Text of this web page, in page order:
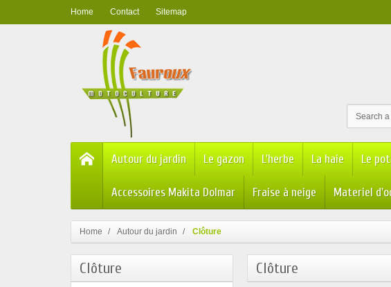
Home Contact Sitemap
Autour du jardin Le gazon L'herbe La haie Le
Accessoires Makita Dolmar Fraise à neige Materiel
Home Autour du jardin Clôture
Clôture Clôture